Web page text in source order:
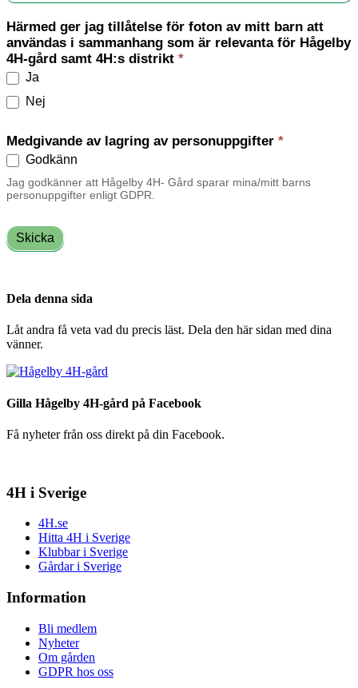
Härmed ger jag tillåtelse för foton av mitt barn att
användas i sammanhang som är relevanta för Hågelby
4H-gård samt 4H:s distrikt *
Ja
Nej
Medgivande av lagring av personuppgifter *
Godkänn
Jag godkänner att Hågelby 4H- Gård sparar mina/mitt barns
personuppgifter enligt GDPR.
Skicka
Dela denna sida
Låt andra få veta vad du precis läst. Dela den här sidan med dina
vänner.
Gilla Hågelby 4H-gård på Facebook
Få nyheter från oss direkt på din Facebook.
4H i Sverige
4H.se
Hitta 4H i Sverige
Klubbar i Sverige
Gårdar i Sverige
Information
Bli medlem
Nyheter
Om gården
GDPR hos oss